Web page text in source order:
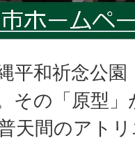
平和祈念公
その「原型
天間のアト